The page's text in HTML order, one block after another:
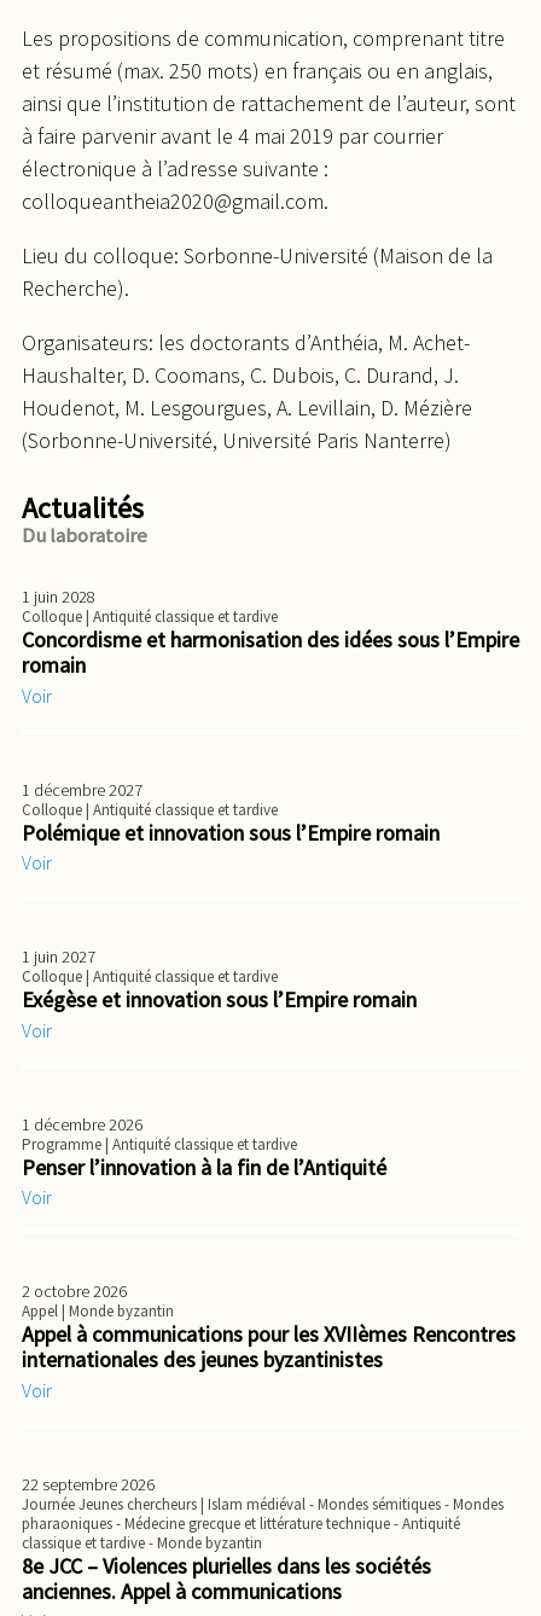
Les propositions de communication, comprenant titre
et résumé (max. 250 mots) en français ou en anglais,
ainsi que l’institution de rattachement de l’auteur, sont
à faire parvenir avant le 4 mai 2019 par courrier
électronique à l’adresse suivante :
colloqueantheia2020@gmail.com.
Lieu du colloque: Sorbonne-Université (Maison de la
Recherche).
Organisateurs: les doctorants d’Anthéia, M. Achet-
Haushalter, D. Coomans, C. Dubois, C. Durand, J.
Houdenot, M. Lesgourgues, A. Levillain, D. Mézière
(Sorbonne-Université, Université Paris Nanterre)
Actualités
Du laboratoire
1 juin 2028
Colloque| Antiquité classique et tardive
Concordisme et harmonisation des idées sous l’Empire
romain
Voir
1 décembre 2027
Colloque| Antiquité classique et tardive
Polémique et innovation sous l’Empire romain
Voir
1 juin 2027
Colloque| Antiquité classique et tardive
Exégèse et innovation sous l’Empire romain
Voir
1 décembre 2026
Programme| Antiquité classique et tardive
Penser l’innovation à la fin de l’Antiquité
Voir
2 octobre 2026
Appel| Monde byzantin
Appel à communications pour les XVIIèmes Rencontres
internationales des jeunes byzantinistes
Voir
22 septembre 2026
Journée Jeunes chercheurs| Islam médiéval - Mondes sémitiques - Mondes
pharaoniques - Médecine grecque et littérature technique - Antiquité
classique et tardive - Monde byzantin
8e JCC – Violences plurielles dans les sociétés
anciennes. Appel à communications